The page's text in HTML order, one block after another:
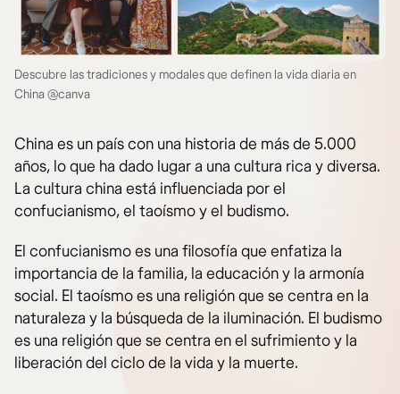
Descubre las tradiciones y modales que definen la vida diaria en
China @canva
China es un país con una historia de más de 5.000
años, lo que ha dado lugar a una cultura rica y diversa.
La cultura china está influenciada por el
confucianismo, el taoísmo y el budismo.
El confucianismo es una filosofía que enfatiza la
importancia de la familia, la educación y la armonía
social. El taoísmo es una religión que se centra en la
naturaleza y la búsqueda de la iluminación. El budismo
es una religión que se centra en el sufrimiento y la
liberación del ciclo de la vida y la muerte.